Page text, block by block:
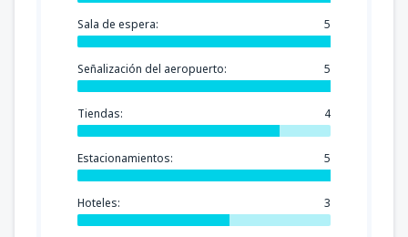
Sala de espera: 5
Señalización del aeropuerto: 5
Tiendas: 4
Estacionamientos: 5
Hoteles: 3